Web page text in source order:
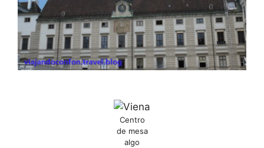
Centro
de mesa
algo